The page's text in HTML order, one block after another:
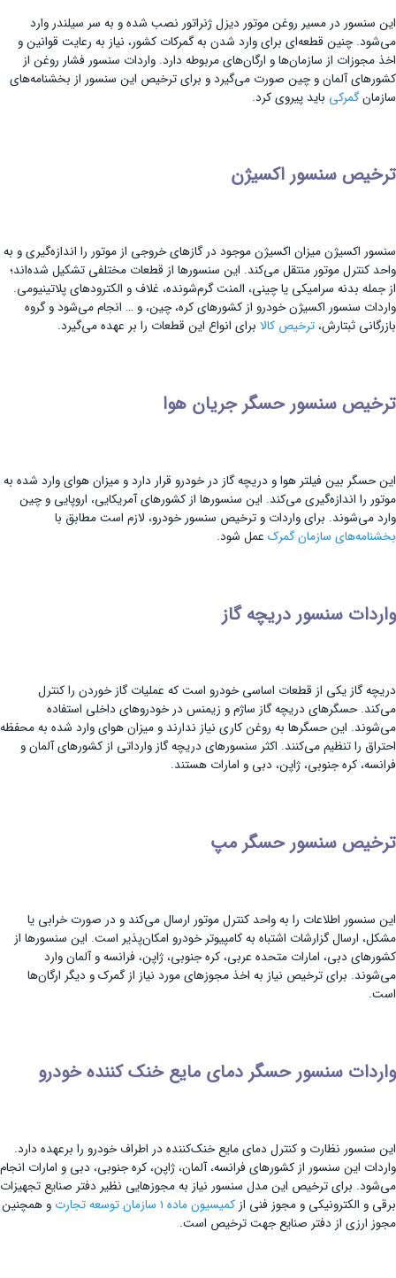
این سنسور در مسیر روغن موتور دیزل ژنراتور نصب شده و به سر سیلندر وارد
می‌شود. چنین قطعه‌ای برای وارد شدن به گمرکات کشور، نیاز به رعایت قوانین و
اخذ مجوزات از سازمان‌ها و ارگان‌های مربوطه دارد. واردات سنسور فشار روغن از
کشورهای آلمان و چین صورت می‌گیرد و برای ترخیص این سنسور از بخشنامه‌های
سازمانگمرکی باید پیروی کرد.
ترخیص سنسور اکسیژن
سنسور اکسیژن میزان اکسیژن موجود در گازهای خروجی از موتور را اندازه‌گیری و به
واحد کنترل موتور منتقل می‌کند. این سنسورها از قطعات مختلفی تشکیل شده‌اند؛
از جمله بدنه سرامیکی یا چینی، المنت گرم‌شونده، غلاف و الکترودهای پلاتینیومی.
واردات سنسور اکسیژن خودرو از کشورهای کره، چین، و … انجام می‌شود و گروه
بازرگانی ثبتارش، ترخیص کالا برای انواع این قطعات را بر عهده می‌گیرد.
ترخیص سنسور حسگر جریان هوا
این حسگر بین فیلتر هوا و دریچه گاز در خودرو قرار دارد و میزان هوای وارد شده به
موتور را اندازه‌گیری می‌کند. این سنسورها از کشورهای آمریکایی، اروپایی و چین
وارد می‌شوند. برای واردات و ترخیص سنسور خودرو، لازم است مطابق با
بخشنامه‌های سازمان گمرک عمل شود.
واردات سنسور دریچه گاز
دریچه گاز یکی از قطعات اساسی خودرو است که عملیات گاز خوردن را کنترل
می‌کند. حسگرهای دریچه گاز ساژم و زیمنس در خودروهای داخلی استفاده
می‌شوند. این حسگرها به روغن کاری نیاز ندارند و میزان هوای وارد شده به محفظه
احتراق را تنظیم می‌کنند. اکثر سنسورهای دریچه گاز وارداتی از کشورهای آلمان و
فرانسه، کره جنوبی، ژاپن، دبی و امارات هستند.
ترخیص سنسور حسگر مپ
این سنسور اطلاعات را به واحد کنترل موتور ارسال می‌کند و در صورت خرابی یا
مشکل، ارسال گزارشات اشتباه به کامپیوتر خودرو امکان‌پذیر است. این سنسورها از
کشورهای دبی، امارات متحده عربی، کره جنوبی، ژاپن، فرانسه و آلمان وارد
می‌شوند. برای ترخیص نیاز به اخذ مجوزهای مورد نیاز از گمرک و دیگر ارگان‌ها
است.
واردات سنسور حسگر دمای مایع خنک کننده خودرو
این سنسور نظارت و کنترل دمای مایع خنک‌کننده در اطراف خودرو را برعهده دارد.
واردات این سنسور از کشورهای فرانسه، آلمان، ژاپن، کره جنوبی، دبی و امارات انجام
می‌شود. برای ترخیص این مدل سنسور نیاز به مجوزهایی نظیر دفتر صنایع تجهیزات
برقی و الکترونیکی و مجوز فنی از کمیسیون ماده 1 سازمان توسعه تجارت
و همچنین
مجوز ارزی از دفتر صنایع جهت ترخیص است.